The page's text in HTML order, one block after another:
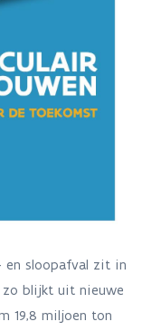
en sloopafval zit in
zo blijkt uit nieuwe
19,8 miljoen ton